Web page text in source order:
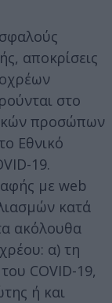
αποκρίσεις
στο
προσώπων
Εθνικό
19.
με web
κατά
ακόλουθα
α) τη
COVID-19,
ή και